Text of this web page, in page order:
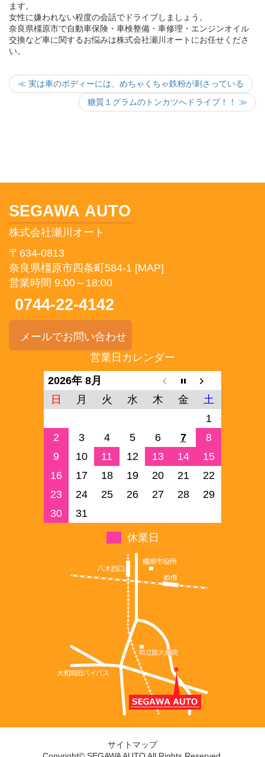
ます。
女性に嫌われない程度の会話でドライブしましょう。
奈良県橿原市で自動車保険・車検整備・車修理・エンジンオイル
交換など車に関するお悩みは株式会社瀬川オートにお任せくださ
い。
≪ 実は車のボディーには、めちゃくちゃ鉄粉が刺さっている
糖質１グラムのトンカツへドライブ！！ ≫
SEGAWA AUTO
株式会社瀬川オート
〒634-0813
奈良県橿原市四条町584-1 [MAP]
営業時間 9:00～18:00
0744-22-4142
メールでお問い合わせ
営業日カレンダー
2026年 8月
日
月 火 水 木 金
土
1
2
3 4 5 6 7
8
9
10 11 12 13 14
15
16
17 18 19 20 21
22
23
24 25 26 27 28
29
30
31
休業日
サイトマップ